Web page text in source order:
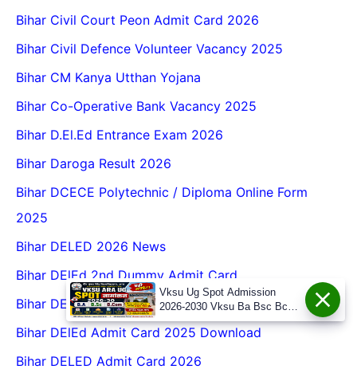
Bihar Civil Court Peon Admit Card 2026
Bihar Civil Defence Volunteer Vacancy 2025
Bihar CM Kanya Utthan Yojana
Bihar Co-Operative Bank Vacancy 2025
Bihar D.El.Ed Entrance Exam 2026
Bihar Daroga Result 2026
Bihar DCECE Polytechnic / Diploma Online Form
2025
Bihar DELED 2026 News
Bihar DElEd 2nd Dummy Admit Card
Bihar DElEd Admission Form Fill Up 2026
Bihar DElEd Admit Card 2025 Download
Bihar DELED Admit Card 2026
Vksu Ug Spot Admission
2026-2030 Vksu Ba Bsc Bcom
Spot Admission 2026-30